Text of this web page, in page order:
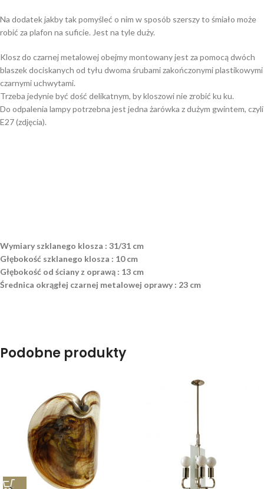
Na dodatek jakby tak pomyśleć o nim w sposób szerszy to śmiało może
robić za plafon na suficie. Jest na tyle duży.
Klosz do czarnej metalowej obejmy montowany jest za pomocą dwóch
blaszek dociskanych od tyłu dwoma śrubami zakończonymi plastikowymi
czarnymi uchwytami.
Trzeba jedynie być dość delikatnym, by kloszowi nie zrobić ku ku.
Do odpalenia lampy potrzebna jest jedna żarówka z dużym gwintem, czyli
E27 (zdjęcia).
Wymiary szklanego klosza : 31/31 cm
Głębokość szklanego klosza : 10 cm
Głębokość od ściany z oprawą : 13 cm
Średnica okrągłej czarnej metalowej oprawy : 23 cm
Podobne produkty